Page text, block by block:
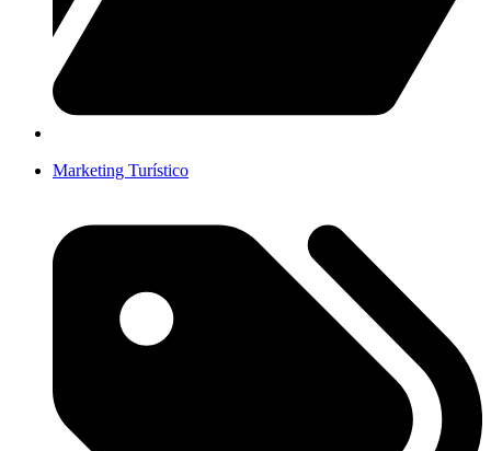
Marketing Turístico